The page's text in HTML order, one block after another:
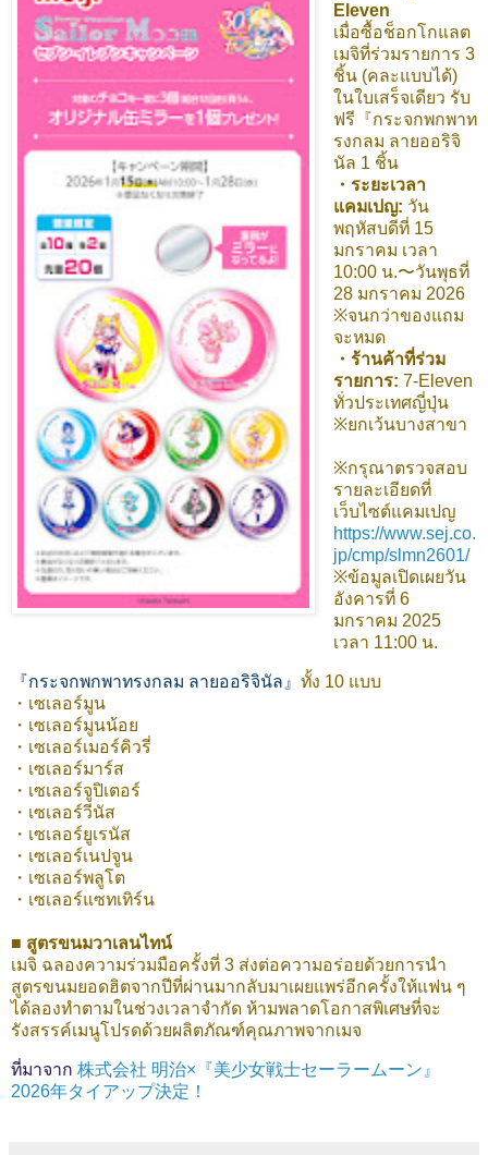
Eleven
เมื่อซื้อช็อกโกแลต
เมจิที่ร่วมรายการ 3
ชิ้น (คละแบบได้)
ในใบเสร็จเดียว รับ
ฟรี『กระจกพกพาท
รงกลม ลายออริจิ
นัล 1 ชิ้น
・ระยะเวลา
แคมเปญ: วัน
พฤหัสบดีที่ 15
มกราคม เวลา
10:00 น.〜วันพุธที่
28 มกราคม 2026
※จนกว่าของแถม
จะหมด
・ร้านค้าที่ร่วม
รายการ: 7-Eleven
ทั่วประเทศญี่ปุ่น
※ยกเว้นบางสาขา
※กรุณาตรวจสอบ
รายละเอียดที่
เว็บไซต์แคมเปญ
https://www.sej.co.
jp/cmp/slmn2601/
※ข้อมูลเปิดเผยวัน
อังคารที่ 6
มกราคม 2025
เวลา 11:00 น.
『กระจกพกพาทรงกลม ลายออริจินัล』 ทั้ง 10 แบบ
・เซเลอร์มูน
・เซเลอร์มูนน้อย
・เซเลอร์เมอร์คิวรี่
・เซเลอร์มาร์ส
・เซเลอร์จูปิเตอร์
・เซเลอร์วีนัส
・เซเลอร์ยูเรนัส
・เซเลอร์เนปจูน
・เซเลอร์พลูโต
・เซเลอร์แซทเทิร์น
■ สูตรขนมวาเลนไทน์
เมจิ ฉลองความร่วมมือครั้งที่ 3 ส่งต่อความอร่อยด้วยการนำ
สูตรขนมยอดฮิตจากปีที่ผ่านมากลับมาเผยแพร่อีกครั้งให้แฟน ๆ
ได้ลองทำตามในช่วงเวลาจำกัด ห้ามพลาดโอกาสพิเศษที่จะ
รังสรรค์เมนูโปรดด้วยผลิตภัณฑ์คุณภาพจากเมจ
ที่มาจาก 株式会社 明治×『美少女戦士セーラームーン』
2026年タイアップ決定！